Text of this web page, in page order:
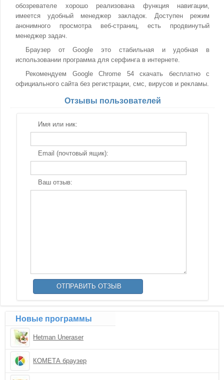
обозревателе хорошо реализована функция навигации,
имеется удобный менеджер закладок. Доступен режим
анонимного просмотра веб-страниц, есть продвинутый
менеджер задач.
Браузер от Google это стабильная и удобная в
использовании программа для серфинга в интернете.
Рекомендуем Google Chrome 54 скачать бесплатно с
официального сайта без регистрации, смс, вирусов и рекламы.
Отзывы пользователей
Имя или ник:
Email (почтовый ящик):
Ваш отзыв:
Новые программы
Hetman Uneraser
КОМЕТА браузер